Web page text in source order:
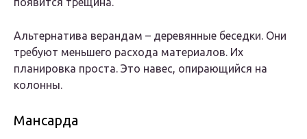
Альтернатива верандам – деревянные беседки. Они
требуют меньшего расхода материалов. Их
планировка проста. Это навес, опирающийся на
колонны.
Мансарда